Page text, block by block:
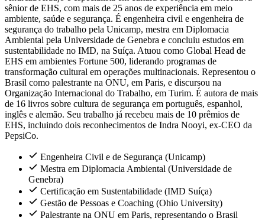
sênior de EHS, com mais de 25 anos de experiência em meio
ambiente, saúde e segurança. É engenheira civil e engenheira de
segurança do trabalho pela Unicamp, mestra em Diplomacia
Ambiental pela Universidade de Genebra e concluiu estudos em
sustentabilidade no IMD, na Suíça. Atuou como Global Head de
EHS em ambientes Fortune 500, liderando programas de
transformação cultural em operações multinacionais. Representou o
Brasil como palestrante na ONU, em Paris, e discursou na
Organização Internacional do Trabalho, em Turim. É autora de mais
de 16 livros sobre cultura de segurança em português, espanhol,
inglês e alemão. Seu trabalho já recebeu mais de 10 prêmios de
EHS, incluindo dois reconhecimentos de Indra Nooyi, ex-CEO da
PepsiCo.
Engenheira Civil e de Segurança (Unicamp)
Mestra em Diplomacia Ambiental (Universidade de
Genebra)
Certificação em Sustentabilidade (IMD Suíça)
Gestão de Pessoas e Coaching (Ohio University)
Palestrante na ONU em Paris, representando o Brasil